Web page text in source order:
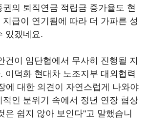
의 퇴직연금 적립금 증가율도 현
급이 연기됨에 따라 더 가파른 성
있겠네요.
건이 임단협에서 무사히 진행될 지
이덕화 현대차 노조지부 대외협력
에 대한 의견이 자연스럽게 나와야
인 분위기 속에서 정년 연장 협상
은 쉽지 않아 보인다"고 말했습니